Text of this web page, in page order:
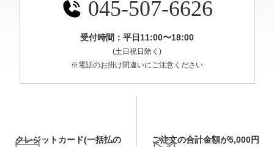
045-507-6626
受付時間：平日11:00〜18:00
(土日祝日除く)
※電話のお掛け間違いにご注意ください
クレジットカード(一括払の
ご注文の合計金額が5,000円